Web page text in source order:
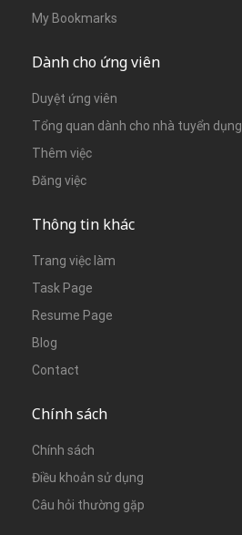
My Bookmarks
Dành cho ứng viên
Duyệt ứng viên
Tổng quan dành cho nhà tuyển dụng
Thêm việc
Đăng việc
Thông tin khác
Trang việc làm
Task Page
Resume Page
Blog
Contact
Chính sách
Chính sách
Điều khoản sử dụng
Câu hỏi thường gặp